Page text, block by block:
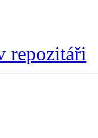
repozitáři